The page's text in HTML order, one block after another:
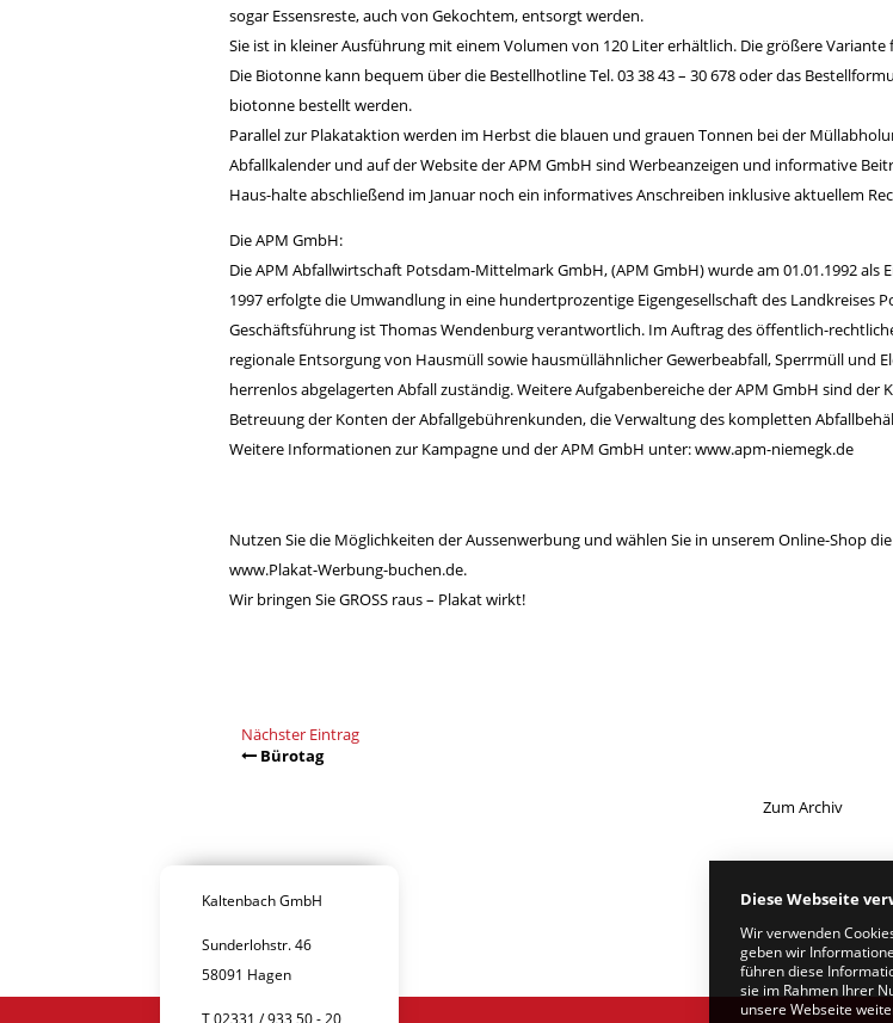
sogar Essensreste, auch von Gekochtem, entsorgt werden.
Sie ist in kleiner Ausführung mit einem Volumen von 120 Liter erhältlich. Die größere Variante
Die Biotonne kann bequem über die Bestellhotline Tel. 03 38 43 – 30 678 oder das
biotonne bestellt werden.
Parallel zur Plakataktion werden im Herbst die blauen und grauen Tonnen bei der
Abfallkalender und auf der Website der APM GmbH sind Werbeanzeigen und informative
Haus-halte abschließend im Januar noch ein informatives Anschreiben inklusive aktuellem
Die APM GmbH:
Die APM Abfallwirtschaft Potsdam-Mittelmark GmbH, (APM GmbH) wurde am 01.01.1992
1997 erfolgte die Umwandlung in eine hundertprozentige Eigengesellschaft des Landkreises
Geschäftsführung ist Thomas Wendenburg verantwortlich. Im Auftrag des öffentlich-
regionale Entsorgung von Hausmüll sowie hausmüllähnlicher Gewerbeabfall, Sperrmüll und
herrenlos abgelagerten Abfall zuständig. Weitere Aufgabenbereiche der APM GmbH sind
Betreuung der Konten der Abfallgebührenkunden, die Verwaltung des kompletten
Weitere Informationen zur Kampagne und der APM GmbH unter:www.apm-niemegk.de
Nutzen Sie die Möglichkeiten der Aussenwerbung und wählen Sie in unserem Online-Shop
www.Plakat-Werbung-buchen.de.
Wir bringen Sie GROSS raus – Plakat wirkt!
Nächster Eintrag
Bürotag
Zum Archiv
Kaltenbach GmbH
Sunderlohstr. 46
58091 Hagen
Diese Webseite
Wir verwenden
geben wir
führen diese
sie im Rahmen Ihrer
unsere Webseite